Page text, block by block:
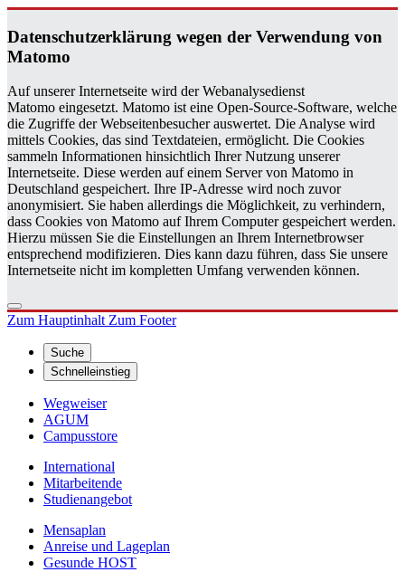
Da­ten­schutz­er­klä­rung wegen der Ver­wen­dung von
Ma­to­mo
Auf unserer Internetseite wird der Webanalysedienst
Matomo eingesetzt. Matomo ist eine Open-Source-Software, welche
die Zugriffe der Webseitenbesucher auswertet. Die Analyse wird
mittels Cookies, das sind Textdateien, ermöglicht. Die Cookies
sammeln Informationen hinsichtlich Ihrer Nutzung unserer
Internetseite. Diese werden auf einem Server von Matomo in
Deutschland gespeichert. Ihre IP-Adresse wird noch zuvor
anonymisiert. Sie haben allerdings die Möglichkeit, zu verhindern,
dass Cookies von Matomo auf Ihrem Computer gespeichert werden.
Hierzu müssen Sie die Einstellungen an Ihrem Internetbrowser
entsprechend modifizieren. Dies kann dazu führen, dass Sie unsere
Internetseite nicht im kompletten Umfang verwenden können.
Zum HauptinhaltZum Footer
Suche
Schnelleinstieg
Wegweiser
AGUM
Campusstore
International
Mitarbeitende
Studienangebot
Mensaplan
Anreise und Lageplan
Gesunde HOST